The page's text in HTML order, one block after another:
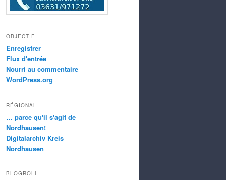
OBJECTIF
Enregistrer
Flux d'entrée
Nourri au commentaire
WordPress.org
RÉGIONAL
… parce qu'il s'agit de
Nordhausen!
Digitalarchiv Kreis
Nordhausen
BLOGROLL